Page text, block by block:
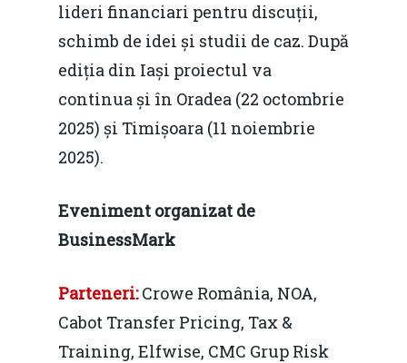
lideri financiari pentru discuții,
schimb de idei și studii de caz. După
ediția din Iași proiectul va
continua și în Oradea (22 octombrie
2025) și Timișoara (11 noiembrie
2025).
Eveniment organizat de
BusinessMark
Parteneri:Crowe România, NOA,
Cabot Transfer Pricing, Tax &
Training, Elfwise, CMC Grup Risk
Mai 2015
Construcții și
pentru o Românie